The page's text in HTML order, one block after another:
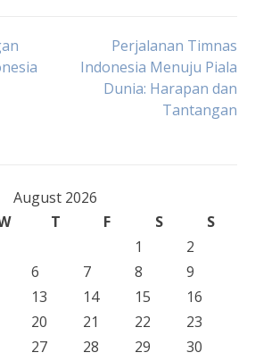
Perjalanan Timnas
Indonesia Menuju Piala
Dunia: Harapan dan
Tantangan
August 2026
T F S
S
1
2
6 7 8
9
13 14 15
16
20 21 22
23
27 28 29
30